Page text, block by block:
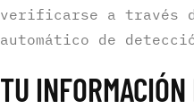
verificarse a través
automático de
TU